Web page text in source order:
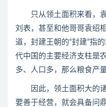
只从领土面积来看，袁
刘表，甚至和他哥哥袁绍
道，封建王朝的“封建”指
代中国的主要经济支柱是
多、人口多，那么粮食产
因此，领土面积大的诸
要善于经营，就会具备问